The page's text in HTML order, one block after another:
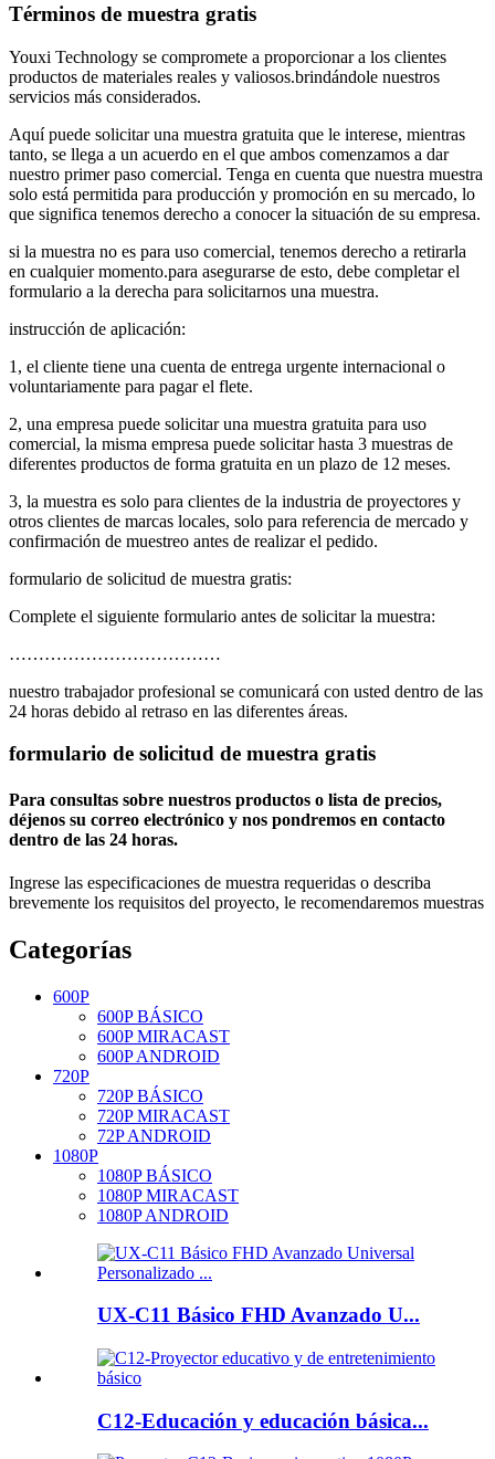
Términos de muestra gratis
Youxi Technology se compromete a proporcionar a los clientes
productos de materiales reales y valiosos.brindándole nuestros
servicios más considerados.
Aquí puede solicitar una muestra gratuita que le interese, mientras
tanto, se llega a un acuerdo en el que ambos comenzamos a dar
nuestro primer paso comercial. Tenga en cuenta que nuestra muestra
solo está permitida para producción y promoción en su mercado, lo
que significa tenemos derecho a conocer la situación de su empresa.
si la muestra no es para uso comercial, tenemos derecho a retirarla
en cualquier momento.para asegurarse de esto, debe completar el
formulario a la derecha para solicitarnos una muestra.
instrucción de aplicación:
1, el cliente tiene una cuenta de entrega urgente internacional o
voluntariamente para pagar el flete.
2, una empresa puede solicitar una muestra gratuita para uso
comercial, la misma empresa puede solicitar hasta 3 muestras de
diferentes productos de forma gratuita en un plazo de 12 meses.
3, la muestra es solo para clientes de la industria de proyectores y
otros clientes de marcas locales, solo para referencia de mercado y
confirmación de muestreo antes de realizar el pedido.
formulario de solicitud de muestra gratis:
Complete el siguiente formulario antes de solicitar la muestra:
………………………………
nuestro trabajador profesional se comunicará con usted dentro de las
24 horas debido al retraso en las diferentes áreas.
formulario de solicitud de muestra gratis
Para consultas sobre nuestros productos o lista de precios,
déjenos su correo electrónico y nos pondremos en contacto
dentro de las 24 horas.
Ingrese las especificaciones de muestra requeridas o describa
brevemente los requisitos del proyecto, le recomendaremos muestras
Categorías
600P
600P BÁSICO
600P MIRACAST
600P ANDROID
720P
720P BÁSICO
720P MIRACAST
72P ANDROID
1080P
1080P BÁSICO
1080P MIRACAST
1080P ANDROID
UX-C11 Básico FHD Avanzado U...
C12-Educación y educación básica...